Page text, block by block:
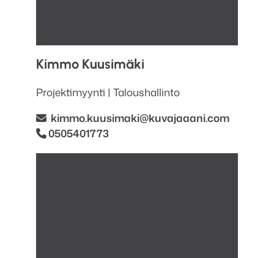
Kimmo Kuusimäki
Projektimyynti | Taloushallinto
kimmo.kuusimaki@kuvajaaani.com
0505401773